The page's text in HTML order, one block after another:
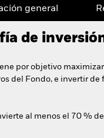
general
de
por objetivo
del Fondo, e invertir
al menos el 70 %